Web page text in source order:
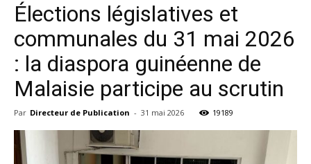
Élections législatives et
communales du 31 mai 2026
: la diaspora guinéenne de
Malaisie participe au scrutin
Par Directeur de Publication - 31 mai 2026 19189